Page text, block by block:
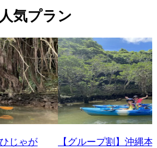
気プラン
じゃが
【グループ割】沖縄